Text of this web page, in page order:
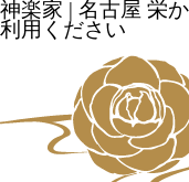
神楽家 | 名古屋 栄
利用ください